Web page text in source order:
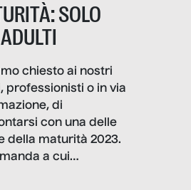
SOLO
chiesto ai nostri
professionisti o in via
di
con una delle
della maturità 2023.
a cui